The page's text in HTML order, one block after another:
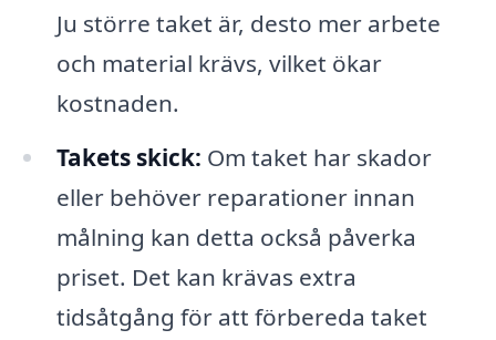
Ju större taket är, desto mer arbete
och material krävs, vilket ökar
kostnaden.
Takets skick: Om taket har skador
eller behöver reparationer innan
målning kan detta också påverka
priset. Det kan krävas extra
tidsåtgång för att förbereda taket